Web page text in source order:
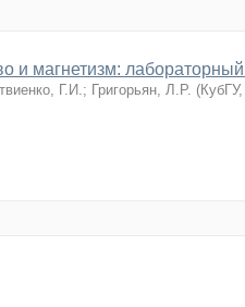
и магнетизм:
Г.И.; Григорьян, Л.Р. (КубГУ